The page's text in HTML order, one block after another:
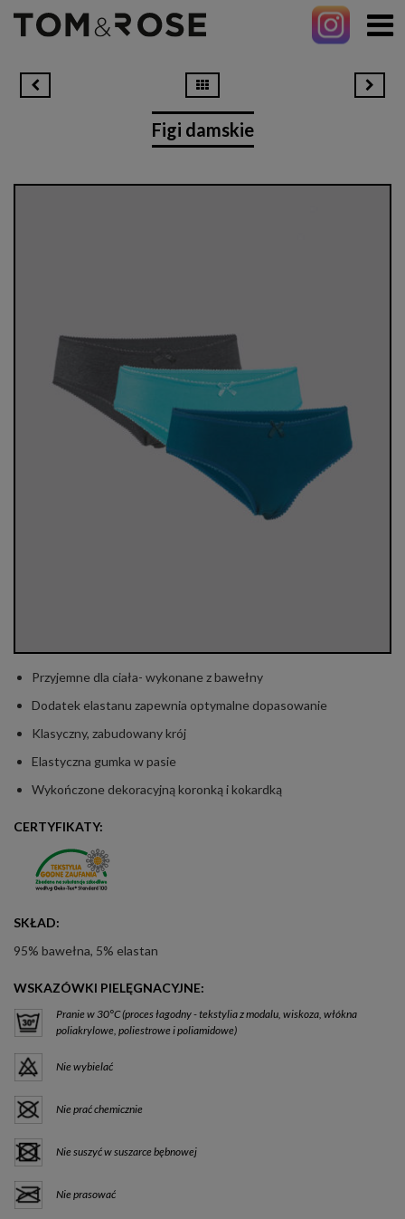
Figi damskie
Przyjemne dla ciała- wykonane z bawełny
Dodatek elastanu zapewnia optymalne dopasowanie
Klasyczny, zabudowany krój
Elastyczna gumka w pasie
Wykończone dekoracyjną koronką i kokardką
CERTYFIKATY:
SKŁAD:
95% bawełna, 5% elastan
WSKAZÓWKI PIELĘGNACYJNE:
Pranie w 30°C (proces łagodny - tekstylia z modalu, wiskoza, włókna
poliakrylowe, poliestrowe i poliamidowe)
Nie wybielać
Nie prać chemicznie
Nie suszyć w suszarce bębnowej
Nie prasować